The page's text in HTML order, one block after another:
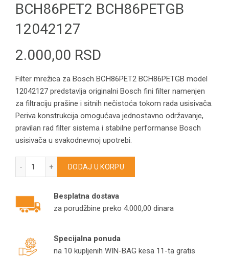
BCH86PET2 BCH86PETGB
12042127
2.000,00 RSD
Filter mrežica za Bosch BCH86PET2 BCH86PETGB model
12042127 predstavlja originalni Bosch fini filter namenjen
za filtraciju prašine i sitnih nečistoća tokom rada usisivača.
Periva konstrukcija omogućava jednostavno održavanje,
pravilan rad filter sistema i stabilne performanse Bosch
usisivača u svakodnevnoj upotrebi.
DODAJ U KORPU
Besplatna dostava
za porudžbine preko 4.000,00 dinara
Specijalna ponuda
na 10 kupljenih WIN-BAG kesa 11-ta gratis